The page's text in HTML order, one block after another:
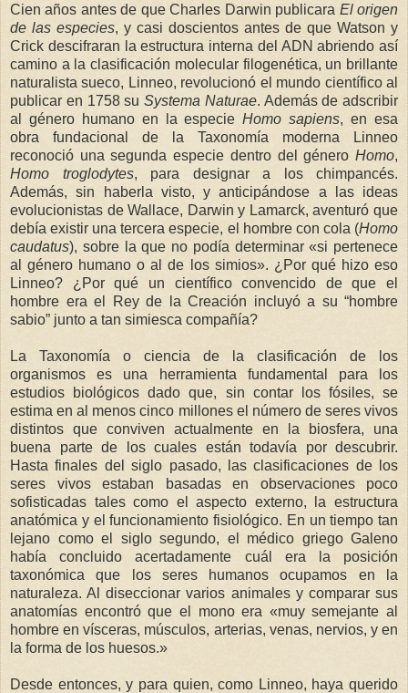
Cien años antes de que Charles Darwin publicara El origen
de las especies, y casi doscientos antes de que Watson y
Crick descifraran la estructura interna del ADN abriendo así
camino a la clasificación molecular filogenética, un brillante
naturalista sueco, Linneo, revolucionó el mundo científico al
publicar en 1758 su Systema Naturae. Además de adscribir
al género humano en la especieHomo sapiens, en esa
obra fundacional de la Taxonomía moderna Linneo
reconoció una segunda especie dentro del género Homo,
Homo troglodytes, para designar a los chimpancés.
Además, sin haberla visto, y anticipándose a las ideas
evolucionistas de Wallace, Darwin y Lamarck, aventuró que
debía existir una tercera especie, el hombre con cola (Homo
caudatus), sobre la que no podía determinar «si pertenece
al género humano o al de los simios». ¿Por qué hizo eso
Linneo? ¿Por qué un científico convencido de que el
hombre era el Rey de la Creación incluyó a su “hombre
sabio” junto a tan simiesca compañía?
La Taxonomía o ciencia de la clasificación de los
organismos es una herramienta fundamental para los
estudios biológicos dado que, sin contar los fósiles, se
estima en al menos cinco millones el número de seres vivos
distintos que conviven actualmente en la biosfera, una
buena parte de los cuales están todavía por descubrir.
Hasta finales del siglo pasado, las clasificaciones de los
seres vivos estaban basadas en observaciones poco
sofisticadas tales como el aspecto externo, la estructura
anatómica y el funcionamiento fisiológico. En un tiempo tan
lejano como el siglo segundo, el médico griego Galeno
había concluido acertadamente cuál era la posición
taxonómica que los seres humanos ocupamos en la
naturaleza. Al diseccionar varios animales y comparar sus
anatomías encontró que el mono era «muy semejante al
hombre en vísceras, músculos, arterias, venas, nervios, y en
la forma de los huesos.»
Desde entonces, y para quien, como Linneo, haya querido